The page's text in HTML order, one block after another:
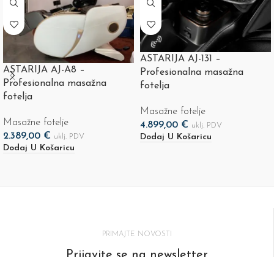
ASTARIJA AJ-A8 –
Profesionalna masažna
fotelja
Masažne fotelje
2.389,00 € uklj. PDV
Dodaj U Košaricu
ASTARIJA AJ-131 –
Profesionalna masažna
fotelja
Masažne fotelje
4.899,00 € uklj. PDV
Dodaj U Košaricu
PRIMAJTE NOVOSTI